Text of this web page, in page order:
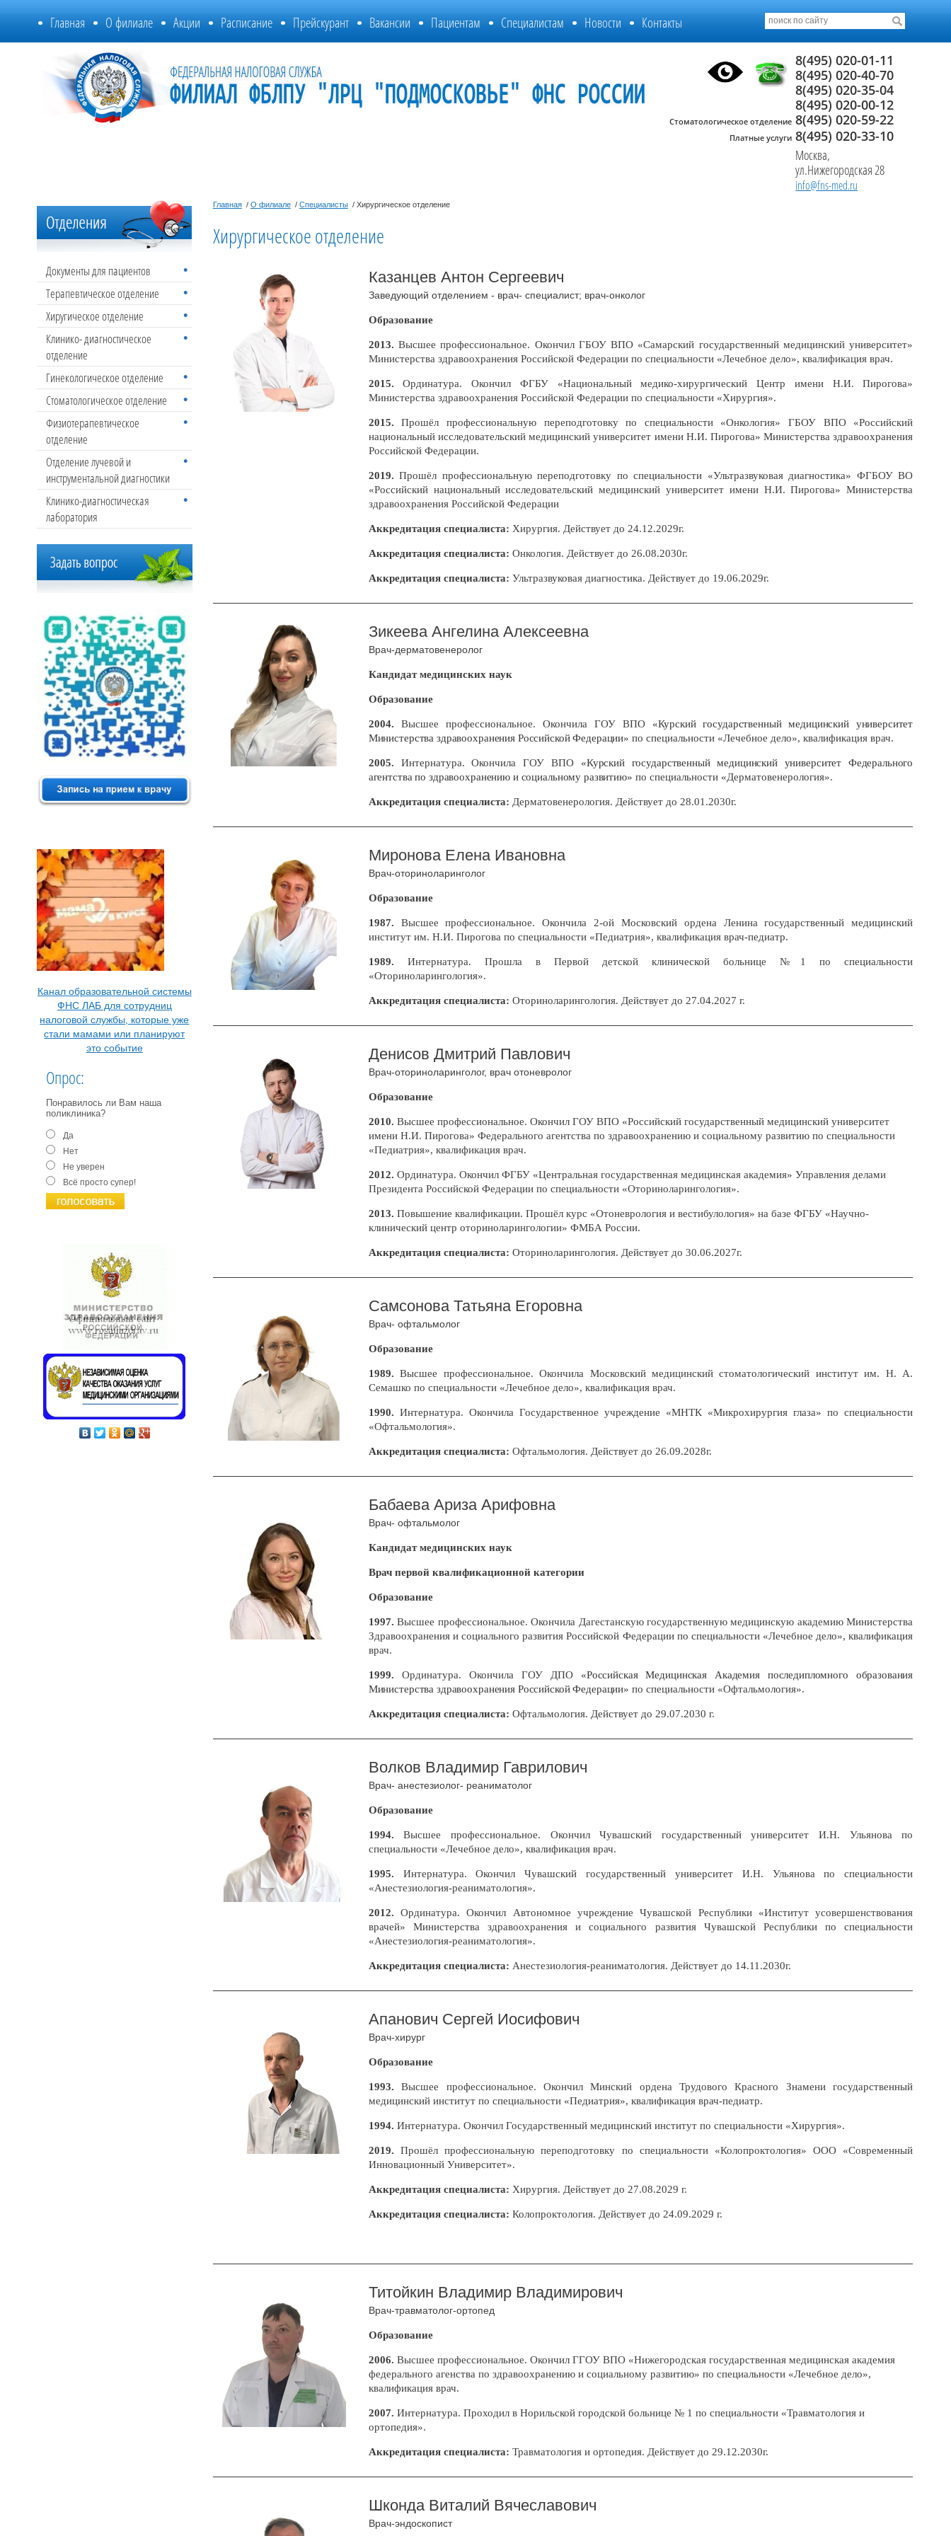
Главная О филиале Акции Расписание Прейскурант Вакансии Пациентам Специалистам Новости Контакты
8(495) 020-01-11
8(495) 020-40-70
8(495) 020-35-04
8(495) 020-00-12
Стоматологическое отделение 8(495) 020-59-22
Платные услуги 8(495) 020-33-10
Москва,
ул.Нижегородская 28
info@fns-med.ru
Главная/ О филиале/ Специалисты/ Хирургическое отделение
Хирургическое отделение
Казанцев Антон Сергеевич
Заведующий отделением - врач- специалист; врач-онколог
Образование
2013. Высшее профессиональное. Окончил ГБОУ ВПО «Самарский государственный медицинский университет»
Министерства здравоохранения Российской Федерации по специальности «Лечебное дело», квалификация врач.
2015.Ординатура. Окончил ФГБУ «Национальный медико-хирургический Центр имени Н.И. Пирогова»
Министерства здравоохранения Российской Федерации по специальности «Хирургия».
2015.Прошёл профессиональную переподготовку по специальности «Онкология» ГБОУ ВПО «Российский
национальный исследовательский медицинский университет имени Н.И. Пирогова» Министерства здравоохранения
Российской Федерации.
2019.Прошёл профессиональную переподготовку по специальности «Ультразвуковая диагностика» ФГБОУ ВО
«Российский национальный исследовательский медицинский университет имени Н.И. Пирогова» Министерства
здравоохранения Российской Федерации
Аккредитация специалиста: Хирургия. Действует до 24.12.2029г.
Аккредитация специалиста: Онкология. Действует до 26.08.2030г.
Аккредитация специалиста: Ультразвуковая диагностика. Действует до 19.06.2029г.
Зикеева Ангелина Алексеевна
Врач-дерматовенеролог
Кандидат медицинских наук
Образование
2004. Высшее профессиональное. Окончила ГОУ ВПО «Курский государственный медицинский университет
Министерства здравоохранения Российской Федерации» по специальности «Лечебное дело», квалификация врач.
2005. Интернатура. Окончила ГОУ ВПО «Курский государственный медицинский университет Федерального
агентства по здравоохранению и социальному развитию» по специальности «Дерматовенерология».
Аккредитация специалиста: Дерматовенерология. Действует до 28.01.2030г.
Миронова Елена Ивановна
Врач-оториноларинголог
Образование
1987. Высшее профессиональное. Окончила 2-ой Московский ордена Ленина государственный медицинский
институт им. Н.И. Пирогова по специальности «Педиатрия», квалификация врач-педиатр.
1989. Интернатура. Прошла в Первой детской клинической больнице №1 по специальности
«Оториноларингология».
Аккредитация специалиста: Оториноларингология. Действует до 27.04.2027 г.
Денисов Дмитрий Павлович
Врач-оториноларинголог, врач отоневролог
Образование
2010. Высшее профессиональное. Окончил ГОУ ВПО «Российский государственный медицинский университет
имени Н.И. Пирогова» Федерального агентства по здравоохранению и социальному развитию по специальности
«Педиатрия», квалификация врач.
2012. Ординатура. Окончил ФГБУ «Центральная государственная медицинская академия» Управления делами
Президента Российской Федерации по специальности «Оториноларингология».
2013. Повышение квалификации. Прошёл курс «Отоневрология и вестибулология» на базе ФГБУ «Научно-
клинический центр оториноларингологии» ФМБА России.
Аккредитация специалиста: Оториноларингология. Действует до 30.06.2027г.
Самсонова Татьяна Егоровна
Врач- офтальмолог
Образование
1989. Высшее профессиональное. Окончила Московский медицинский стоматологический институт им. Н. А.
Семашко по специальности «Лечебное дело», квалификация врач.
1990. Интернатура. Окончила Государственное учреждение «МНТК «Микрохирургия глаза» по специальности
«Офтальмология».
Аккредитация специалиста: Офтальмология. Действует до 26.09.2028г.
Бабаева Ариза Арифовна
Врач- офтальмолог
Кандидат медицинских наук
Врач первой квалификационной категории
Образование
1997. Высшее профессиональное. Окончила Дагестанскую государственную медицинскую академию Министерства
Здравоохранения и социального развития Российской Федерации по специальности «Лечебное дело», квалификация
врач.
1999. Ординатура. Окончила ГОУ ДПО «Российская Медицинская Академия последипломного образования
Министерства здравоохранения Российской Федерации» по специальности «Офтальмология».
Аккредитация специалиста: Офтальмология. Действует до 29.07.2030 г.
Волков Владимир Гаврилович
Врач- анестезиолог- реаниматолог
Образование
1994. Высшее профессиональное. Окончил
Чувашский государственный университет И.Н. Ульянова по
специальности «Лечебное дело», квалификация врач.
1995. Интернатура. Окончил Чувашский государственный университет И.Н. Ульянова по специальности
«Анестезиология-реаниматология».
2012.Ординатура. Окончил Автономное учреждение Чувашской Республики «Институт усовершенствования
врачей» Министерства здравоохранения и социального развития Чувашской Республики по специальности
«Анестезиология-реаниматология».
Аккредитация специалиста: Анестезиология-реаниматология. Действует до 14.11.2030г.
Апанович Сергей Иосифович
Врач-хирург
Образование
1993. Высшее профессиональное. Окончил
Минский ордена Трудового Красного Знамени государственный
медицинский институт по специальности «Педиатрия», квалификация врач-педиатр.
1994. Интернатура. Окончил Государственный медицинский институт по специальности «Хирургия».
2019. Прошёл профессиональную переподготовку по специальности «Колопроктология» ООО «Современный
Инновационный Университет».
Аккредитация специалиста: Хирургия. Действует до 27.08.2029 г.
Аккредитация специалиста: Колопроктология. Действует до 24.09.2029 г.
Титойкин Владимир Владимирович
Врач-травматолог-ортопед
Образование
2006. Высшее профессиональное. Окончил ГГОУ ВПО «Нижегородская государственная медицинская академия
федерального агенства по здравоохранению и социальному развитию» по специальности «Лечебное дело»,
квалификация врач.
2007. Интернатура. Проходил в Норильской городской больнице № 1 по специальности «Травматология и
ортопедия».
Аккредитация специалиста: Травматология и ортопедия. Действует до 29.12.2030г.
Шконда Виталий Вячеславович
Врач-эндоскопист
Документы для пациентов
Терапевтическое отделение
Хиругическое отделение
Клинико- диагностическое
отделение
Гинекологическое отделение
Стоматологическое отделение
Физиотерапевтическое
отделение
Отделение лучевой и
инструментальной диагностики
Клинико-диагностическая
лаборатория
Канал образовательной системы
ФНС ЛАБ для сотрудниц
налоговой службы, которые уже
стали мамами или планируют
это событие
Опрос:
Понравилось ли Вам наша
поликлиника?
Да
Нет
Не уверен
Всё просто супер!